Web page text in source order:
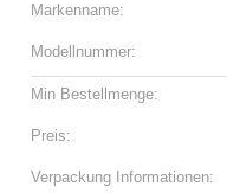
Markenname:
Modellnummer:
Min Bestellmenge:
Preis:
Verpackung Informationen: